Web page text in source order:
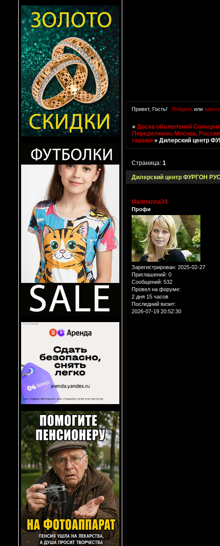
Привет, Гость! Войдитеили
»Доска объявлений
Переделкино, Москва, Россия
гаражи »Дилерский центр
Дилерский центр ФУРГОН
Страница:1
Manrianna39
Профи
Зарегистрирован: 2025-02-27
Приглашений: 0
Сообщений: 532
Провел на форуме:
2 дня 15 часов
Последний визит:
2026-07-19 20:52:30